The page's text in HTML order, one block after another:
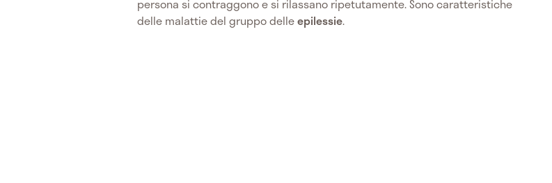
persona si contraggono e si rilassano ripetutamente. Sono caratteristiche
delle malattie del gruppo delleepilessie.